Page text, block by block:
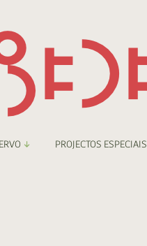
PROJECTOS ESPECIAIS